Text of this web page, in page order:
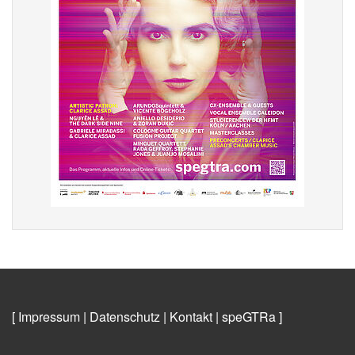
[ Impressum | Datenschutz | Kontakt | speGTRa]